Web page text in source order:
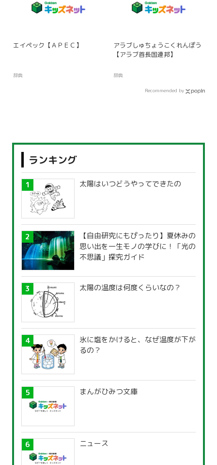
エイペック【ＡＰＥＣ】
辞典
アラブしゅちょうこくれんぽう
【アラブ首長国連邦】
辞典
Recommended by
ランキング
太陽はいつどうやってできたの
【自由研究にもぴったり】夏休みの
思い出を一生モノの学びに！「光の
不思議」探究ガイド
太陽の温度は何度くらいなの？
氷に塩をかけると、なぜ温度が下が
るの？
まんがひみつ文庫
ニュース